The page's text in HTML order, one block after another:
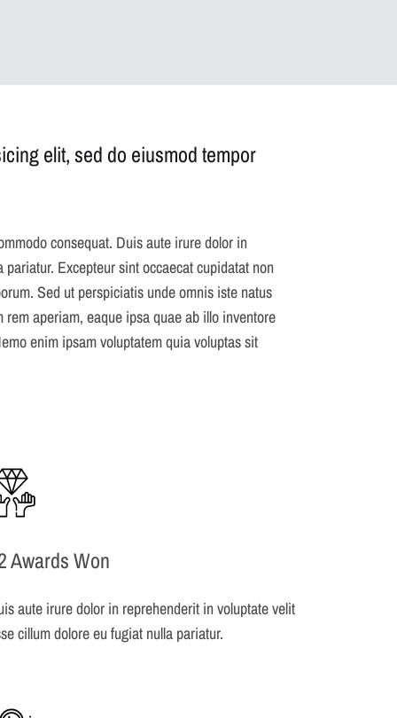
elit, sed do eiusmod tempor
consequat. Duis aute irure dolor in
Excepteur sint occaecat cupidatat non
Sed ut perspiciatis unde omnis iste natus
aperiam, eaque ipsa quae ab illo inventore
enim ipsam voluptatem quia voluptas sit
Awards Won
aute irure dolor in reprehenderit in voluptate velit
cillum dolore eu fugiat nulla pariatur.